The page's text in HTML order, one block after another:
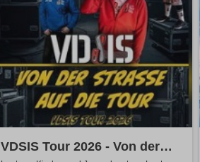
VDSIS Tour 2026 - Von der